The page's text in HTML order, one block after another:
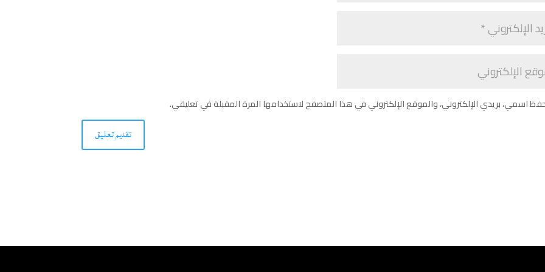
اسمي، بريدي الإلكتروني، والموقع الإلكتروني في هذا المتصفح لاستخدامها المرة المقبلة في تعليقي.